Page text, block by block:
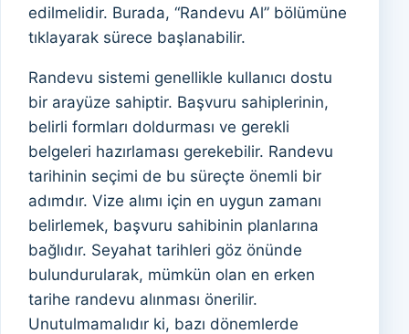
edilmelidir. Burada, “Randevu Al” bölümüne
tıklayarak sürece başlanabilir.
Randevu sistemi genellikle kullanıcı dostu
bir arayüze sahiptir. Başvuru sahiplerinin,
belirli formları doldurması ve gerekli
belgeleri hazırlaması gerekebilir. Randevu
tarihinin seçimi de bu süreçte önemli bir
adımdır. Vize alımı için en uygun zamanı
belirlemek, başvuru sahibinin planlarına
bağlıdır. Seyahat tarihleri göz önünde
bulundurularak, mümkün olan en erken
tarihe randevu alınması önerilir.
Unutulmamalıdır ki, bazı dönemlerde